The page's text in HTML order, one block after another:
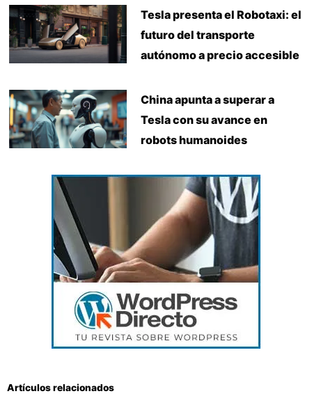
Tesla presenta el Robotaxi: el
futuro del transporte
autónomo a precio accesible
China apunta a superar a
Tesla con su avance en
robots humanoides
Artículos relacionados